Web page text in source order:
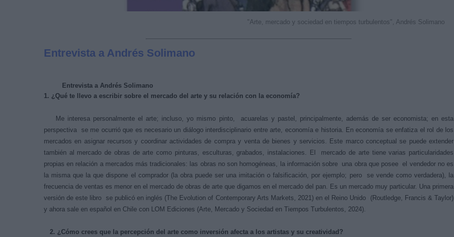
"Arte, mercado y sociedad en tiempos turbulentos", Andrés Solimano
Entrevista a Andrés Solimano
Entrevista a Andrés Solimano
1. ¿Qué te llevo a escribir sobre el mercado del arte y su relación con la economía?
Me interesa personalmente el arte; incluso, yo mismo pinto, acuarelas y pastel, principalmente, además de ser economista; en esta
perspectiva se me ocurrió que es necesario un diálogo interdisciplinario entre arte, economía e historia. En economía se enfatiza el rol de los
mercados en asignar recursos y coordinar actividades de compra y venta de bienes y servicios. Este marco conceptual se puede extender
también al mercado de obras de arte como pinturas, esculturas, grabados, instalaciones. El mercado de arte tiene varias particularidades
propias en relación a mercados más tradicionales: las obras no son homogéneas, la información sobre una obra que posee el vendedor no es
la misma que la que dispone el comprador (la obra puede ser una imitación o falsificación, por ejemplo; pero se vende como verdadera), la
frecuencia de ventas es menor en el mercado de obras de arte que digamos en el mercado del pan. Es un mercado muy particular. Una primera
versión de este libro se publicó en inglés (The Evolution of Contemporary Arts Markets, 2021) en el Reino Unido (Routledge, Francis & Taylor)
y ahora sale en español en Chile con LOM Ediciones (Arte, Mercado y Sociedad en Tiempos Turbulentos, 2024).
2. ¿Cómo crees que la percepción del arte como inversión afecta a los artistas y su creatividad?